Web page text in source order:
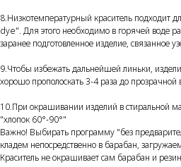
8.Низкотемпературный краситель подходит
dye". Для этого необходимо в горячей воде
заранее подготовленное изделие, связанное
9.Чтобы избежать дальнейшей линьки,
хорошо прополоскать 3-4 раза до прозрачной
10.При окрашивании изделий в стиральной
"хлопок 60°-90°"
Важно! Выбирать программу "без
кладем непосредственно в барабан,
Краситель не окрашивает сам барабан и